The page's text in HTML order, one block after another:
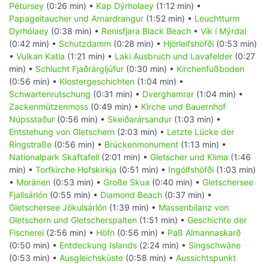
Pétursey (0:26 min) • Kap Dýrholaey (1:12 min) •
Papageitaucher und Arnardrangur (1:52 min) • Leuchtturm
Dyrhólaey (0:38 min) • Renisfjara Black Beach • Vík í Mýrdal
(0:42 min) • Schutzdamm (0:28 min) • Hjörleifshöfði (0:53 min)
• Vulkan Katla (1:21 min) • Laki Ausbruch und Lavafelder (0:27
min) • Schlucht Fjaðrárgljúfur (0:30 min) • Kirchenfußboden
(0:56 min) • Klostergeschichten (1:04 min) •
Schwartenrutschung (0:31 min) • Dverghamrar (1:04 min) •
Zackenmützenmoss (0:49 min) • Kirche und Bauernhof
Núpsstaður (0:56 min) • Skeiðarársandur (1:03 min) •
Entstehung von Gletschern (2:03 min) • Letzte Lücke der
Ringstraße (0:56 min) • Brückenmonument (1:13 min) •
Nationalpark Skaftafell (2:01 min) • Gletscher und Klima (1:46
min) • Torfkirche Hofskirkja (0:51 min) • Ingólfshöfði (1:03 min)
• Moränen (0:53 min) • Große Skua (0:40 min) • Gletschersee
Fjallsárlón (0:55 min) • Diamond Beach (0:37 min) •
Gletschersee Jökulsárlón (1:39 min) • Massenbilanz von
Gletschern und Gletscherspalten (1:51 min) • Geschichte der
Fischerei (2:56 min) • Höfn (0:56 min) • Paß Almannaskarð
(0:50 min) • Entdeckung Islands (2:24 min) • Singschwäne
(0:53 min) • Ausgleichsküste (0:58 min) • Aussichtspunkt